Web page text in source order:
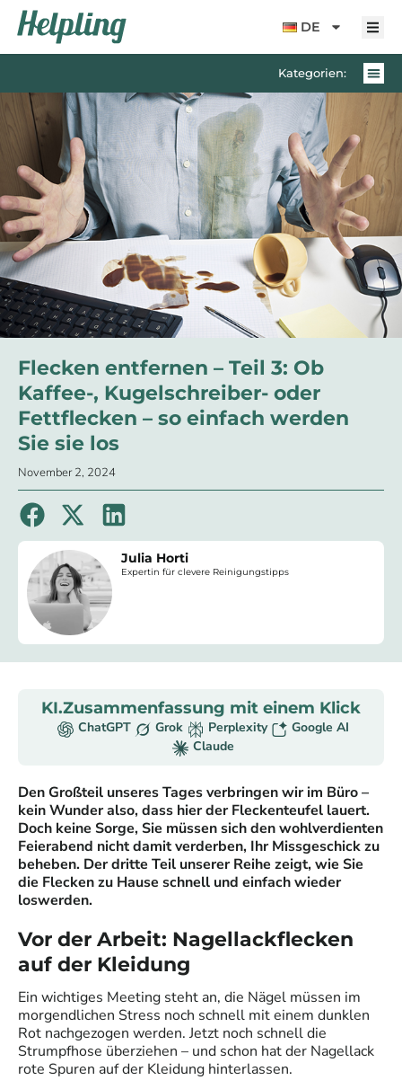
springen
DE
Kategorien:
Flecken entfernen – Teil 3: Ob
Kaffee-, Kugelschreiber- oder
Fettflecken – so einfach werden
Sie sie los
November 2, 2024
Julia Horti
Expertin für clevere Reinigungstipps
KI.Zusammenfassung mit einem Klick
ChatGPT Grok Perplexity
Google AI
Claude
Den Großteil unseres Tages verbringen wir im Büro –
kein Wunder also, dass hier der Fleckenteufel lauert.
Doch keine Sorge, Sie müssen sich den wohlverdienten
Feierabend nicht damit verderben, Ihr Missgeschick zu
beheben. Der dritte Teil unserer Reihe zeigt, wie Sie
die Flecken zu Hause schnell und einfach wieder
loswerden.
Vor der Arbeit: Nagellackflecken
auf der Kleidung
Ein wichtiges Meeting steht an, die Nägel müssen im
morgendlichen Stress noch schnell mit einem dunklen
Rot nachgezogen werden. Jetzt noch schnell die
Strumpfhose überziehen – und schon hat der Nagellack
rote Spuren auf der Kleidung hinterlassen.